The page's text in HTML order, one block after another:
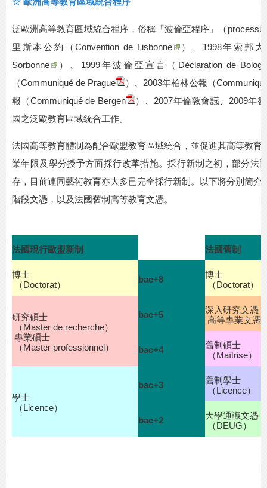
泛歐洲高等教育區域統合程序，俗稱「波倫亞程序」（
里斯本公約（Convention de Lisbonne ）、 1998年索邦
Sorbonne
）、 1999年波倫亞宣言（ Déclaration de
（Communiqué de Prague ）、 2003年柏林公報（
報（Communiqué de Bergen ）、 2007年倫敦會議、 2009年
國之泛歐教育區域統合工作。
法國高等教育體制為配合歐盟教育區域統合，並促進其高等教育
業年限及學分授予方面採行改革措施。採行新制之初，部分法
存，目前連同藝術教育亦大多已完全採行新制。以下將分別簡介
階段文憑，以及法國舊制高等教育文憑。
法國現行歐盟新制 法國舊制
博士
（Doctorat）
bac+8
博士
（Doctorat）
研究碩士
（Master de recherche）
專業碩士
（Master professionnel）
bac+5
深入研究文憑（
高等專業文憑
bac+4
舊制碩士
（Maîtrise）
學士
（Licence）
bac+3
舊制學士
（Licence）
bac+2
大學通識文憑
（DEUG）